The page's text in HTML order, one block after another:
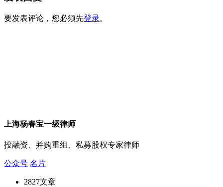
要发表评论，您必须先登录。
上海杨春宝一级律师
投融资、并购重组、私募股权专家律师
公众号 名片
2827文章